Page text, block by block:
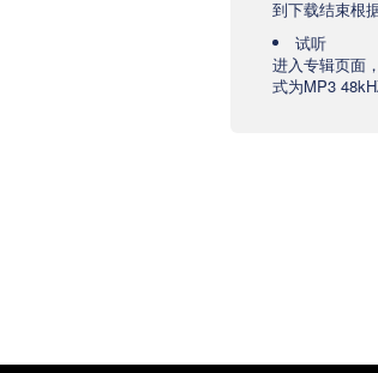
到下载结束根
试听
进入专辑页面
式为MP3